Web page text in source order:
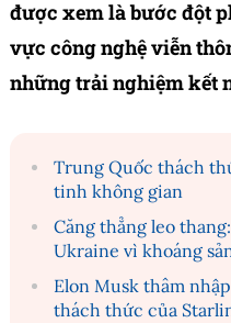
được xem là bước đột
vực công nghệ viễn
những trải nghiệm kết
Trung Quốc thách
tinh không gian
Căng thẳng leo
Ukraine vì khoáng
Elon Musk thâm
thách thức của